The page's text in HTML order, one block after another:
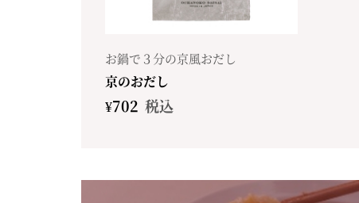
お鍋で３分の京風おだし
京のおだし
¥702 税込